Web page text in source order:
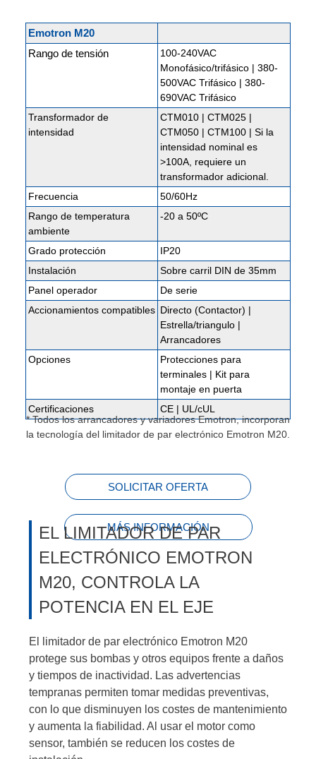
Emotron M20
Rango de tensión
100-240VAC
Monofásico/trifásico | 380-
500VAC Trifásico | 380-
690VAC Trifásico
Transformador de
intensidad
CTM010 | CTM025 |
CTM050 | CTM100 | Si la
intensidad nominal es
>100A, requiere un
transformador adicional.
Frecuencia
50/60Hz
Rango de temperatura
ambiente
-20 a 50ºC
Grado protección
IP20
Instalación
Sobre carril DIN de 35mm
Panel operador
De serie
Accionamientos compatibles Directo (Contactor) |
Estrella/triangulo |
Arrancadores
Opciones
Protecciones para
terminales | Kit para
montaje en puerta
Certificaciones
CE | UL/cUL
* Todos los arrancadores y variadores Emotron, incorporan
la tecnología del limitador de par electrónico Emotron M20.
SOLICITAR OFERTA
MÁS INFORMACIÓN
EL LIMITADOR DE PAR
ELECTRÓNICO EMOTRON
M20, CONTROLA LA
POTENCIA EN EL EJE
El limitador de par electrónico Emotron M20
protege sus bombas y otros equipos frente a daños
y tiempos de inactividad. Las advertencias
tempranas permiten tomar medidas preventivas,
con lo que disminuyen los costes de mantenimiento
y aumenta la fiabilidad. Al usar el motor como
sensor, también se reducen los costes de